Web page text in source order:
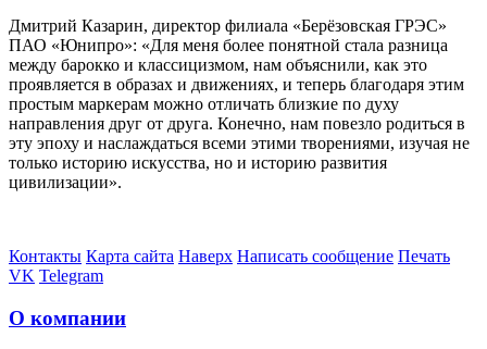
Дмитрий Казарин, директор филиала «Берёзовская ГРЭС»
ПАО «Юнипро»: «Для меня более понятной стала разница
между барокко и классицизмом, нам объяснили, как это
проявляется в образах и движениях, и теперь благодаря этим
простым маркерам можно отличать близкие по духу
направления друг от друга. Конечно, нам повезло родиться в
эту эпоху и наслаждаться всеми этими творениями, изучая не
только историю искусства, но и историю развития
цивилизации».
Контакты Карта сайта Наверх Написать сообщение Печать
VK Telegram
О компании